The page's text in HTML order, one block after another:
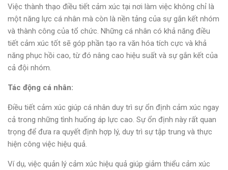
Việc thành thạo điều tiết cảm xúc tại nơi làm việc không chỉ là
một năng lực cá nhân mà còn là nền tảng của sự gắn kết nhóm
và thành công của tổ chức. Những cá nhân có khả năng điều
tiết cảm xúc tốt sẽ góp phần tạo ra văn hóa tích cực và khả
năng phục hồi cao, từ đó nâng cao hiệu suất và sự gắn kết của
cả đội nhóm.
Tác động cá nhân:
Điều tiết cảm xúc giúp cá nhân duy trì sự ổn định cảm xúc ngay
cả trong những tình huống áp lực cao. Sự ổn định này rất quan
trọng để đưa ra quyết định hợp lý, duy trì sự tập trung và thực
hiện công việc hiệu quả.
Ví dụ, việc quản lý cảm xúc hiệu quả giúp giảm thiểu cảm xúc